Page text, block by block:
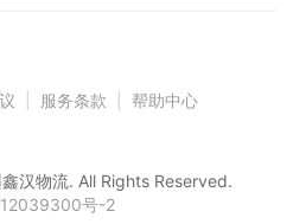
服务条款 帮助中心
汉物流. All Rights Reserved.
号-2